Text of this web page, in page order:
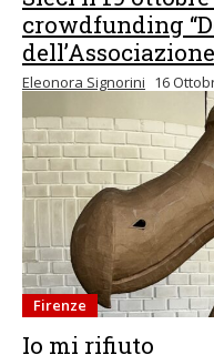
crowdfunding
Eleonora Signorini 16
Firenze
Io mi rifiuto